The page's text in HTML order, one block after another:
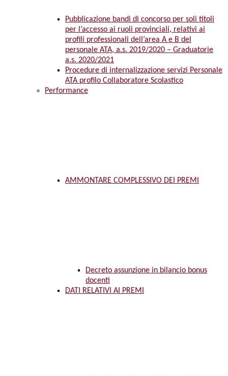
Pubblicazione bandi di concorso per soli titoli
per l’accesso ai ruoli provinciali, relativi ai
profili professionali dell’area A e B del
personale ATA, a.s. 2019/2020 – Graduatorie
a.s. 2020/2021
Procedure di internalizzazione servizi Personale
ATA profilo Collaboratore Scolastico
Performance
AMMONTARE COMPLESSIVO DEI PREMI
Decreto assunzione in bilancio bonus
docenti
DATI RELATIVI AI PREMI